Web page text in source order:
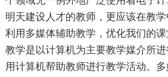
明天建设人才的教师，更应该在教学
利用多媒体辅助教学，优化我们的
教学是以计算机为主要教学媒介所
用计算机帮助教师进行教学活动。